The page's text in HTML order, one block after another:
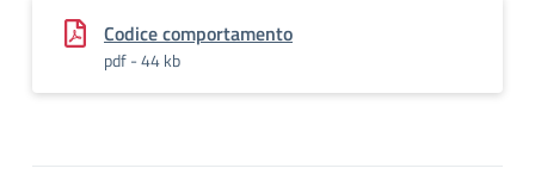
Codice comportamento
pdf - 44 kb